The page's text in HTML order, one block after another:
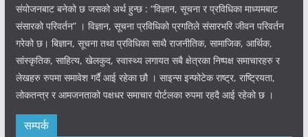
संयोजनबाट बनेको छ जसको अर्थ हुन्छ : “विज्ञान, सूचना र प्रविधिका माध्यमबाट
संसारको परिवर्तन” । विज्ञान, सूचना प्रविधिको प्रगतिले संसारभरि जीवन परिवर्तन
गरेको छ। बिज्ञान, सूचना तथा प्रविधिका साथै राजनीतिक, सामाजिक, आर्थिक,
सांस्कृतिक, साहित्य, खेलकुद, स्वास्थ्य लगायत सबै क्षेत्रका निष्पक्ष समाचारहरु र
लेखहरु रुपमा समावेश गर्दै आई रहेका छौ । साइन्स इन्फोटेक राष्ट्र, राष्ट्रियता,
लोकतन्त्र र आमजनताको पक्षधर समाचार पोर्टलका रुपमा रहदै आई रहेको छ ।
सम्पर्क